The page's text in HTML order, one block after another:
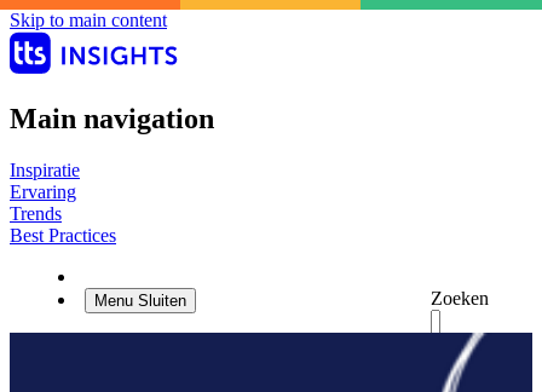
Skip to main content
Main navigation
Inspiratie
Ervaring
Trends
Best Practices
Zoeken
Menu Sluiten